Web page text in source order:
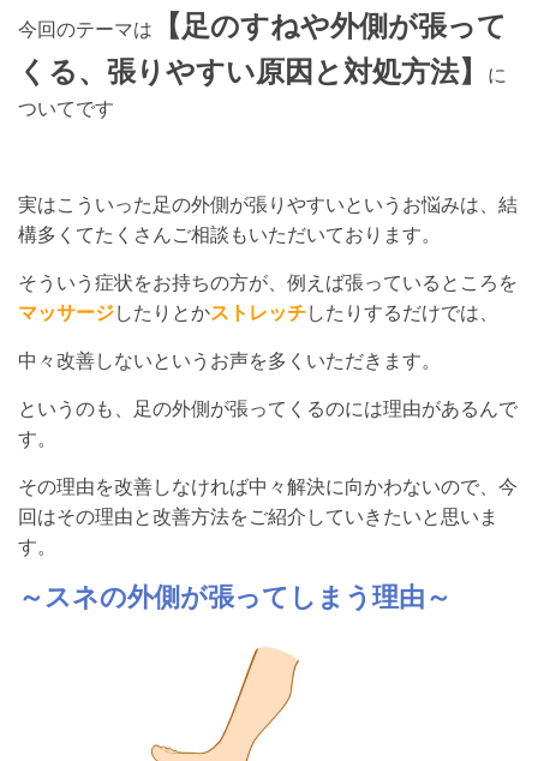
今回のテーマは
【足のすねや外側が張って
くる、張りやすい原因と対処方法】
に
ついてです
実はこういった足の外側が張りやすいというお悩みは、結
構多くてたくさんご相談もいただいております。
そういう症状をお持ちの方が、例えば張っているところを
マッサージしたりとかストレッチしたりするだけでは、
中々改善しないというお声を多くいただきます。
というのも、足の外側が張ってくるのには理由があるんで
す。
その理由を改善しなければ中々解決に向かわないので、今
回はその理由と改善方法をご紹介していきたいと思いま
す。
～スネの外側が張ってしまう理由～